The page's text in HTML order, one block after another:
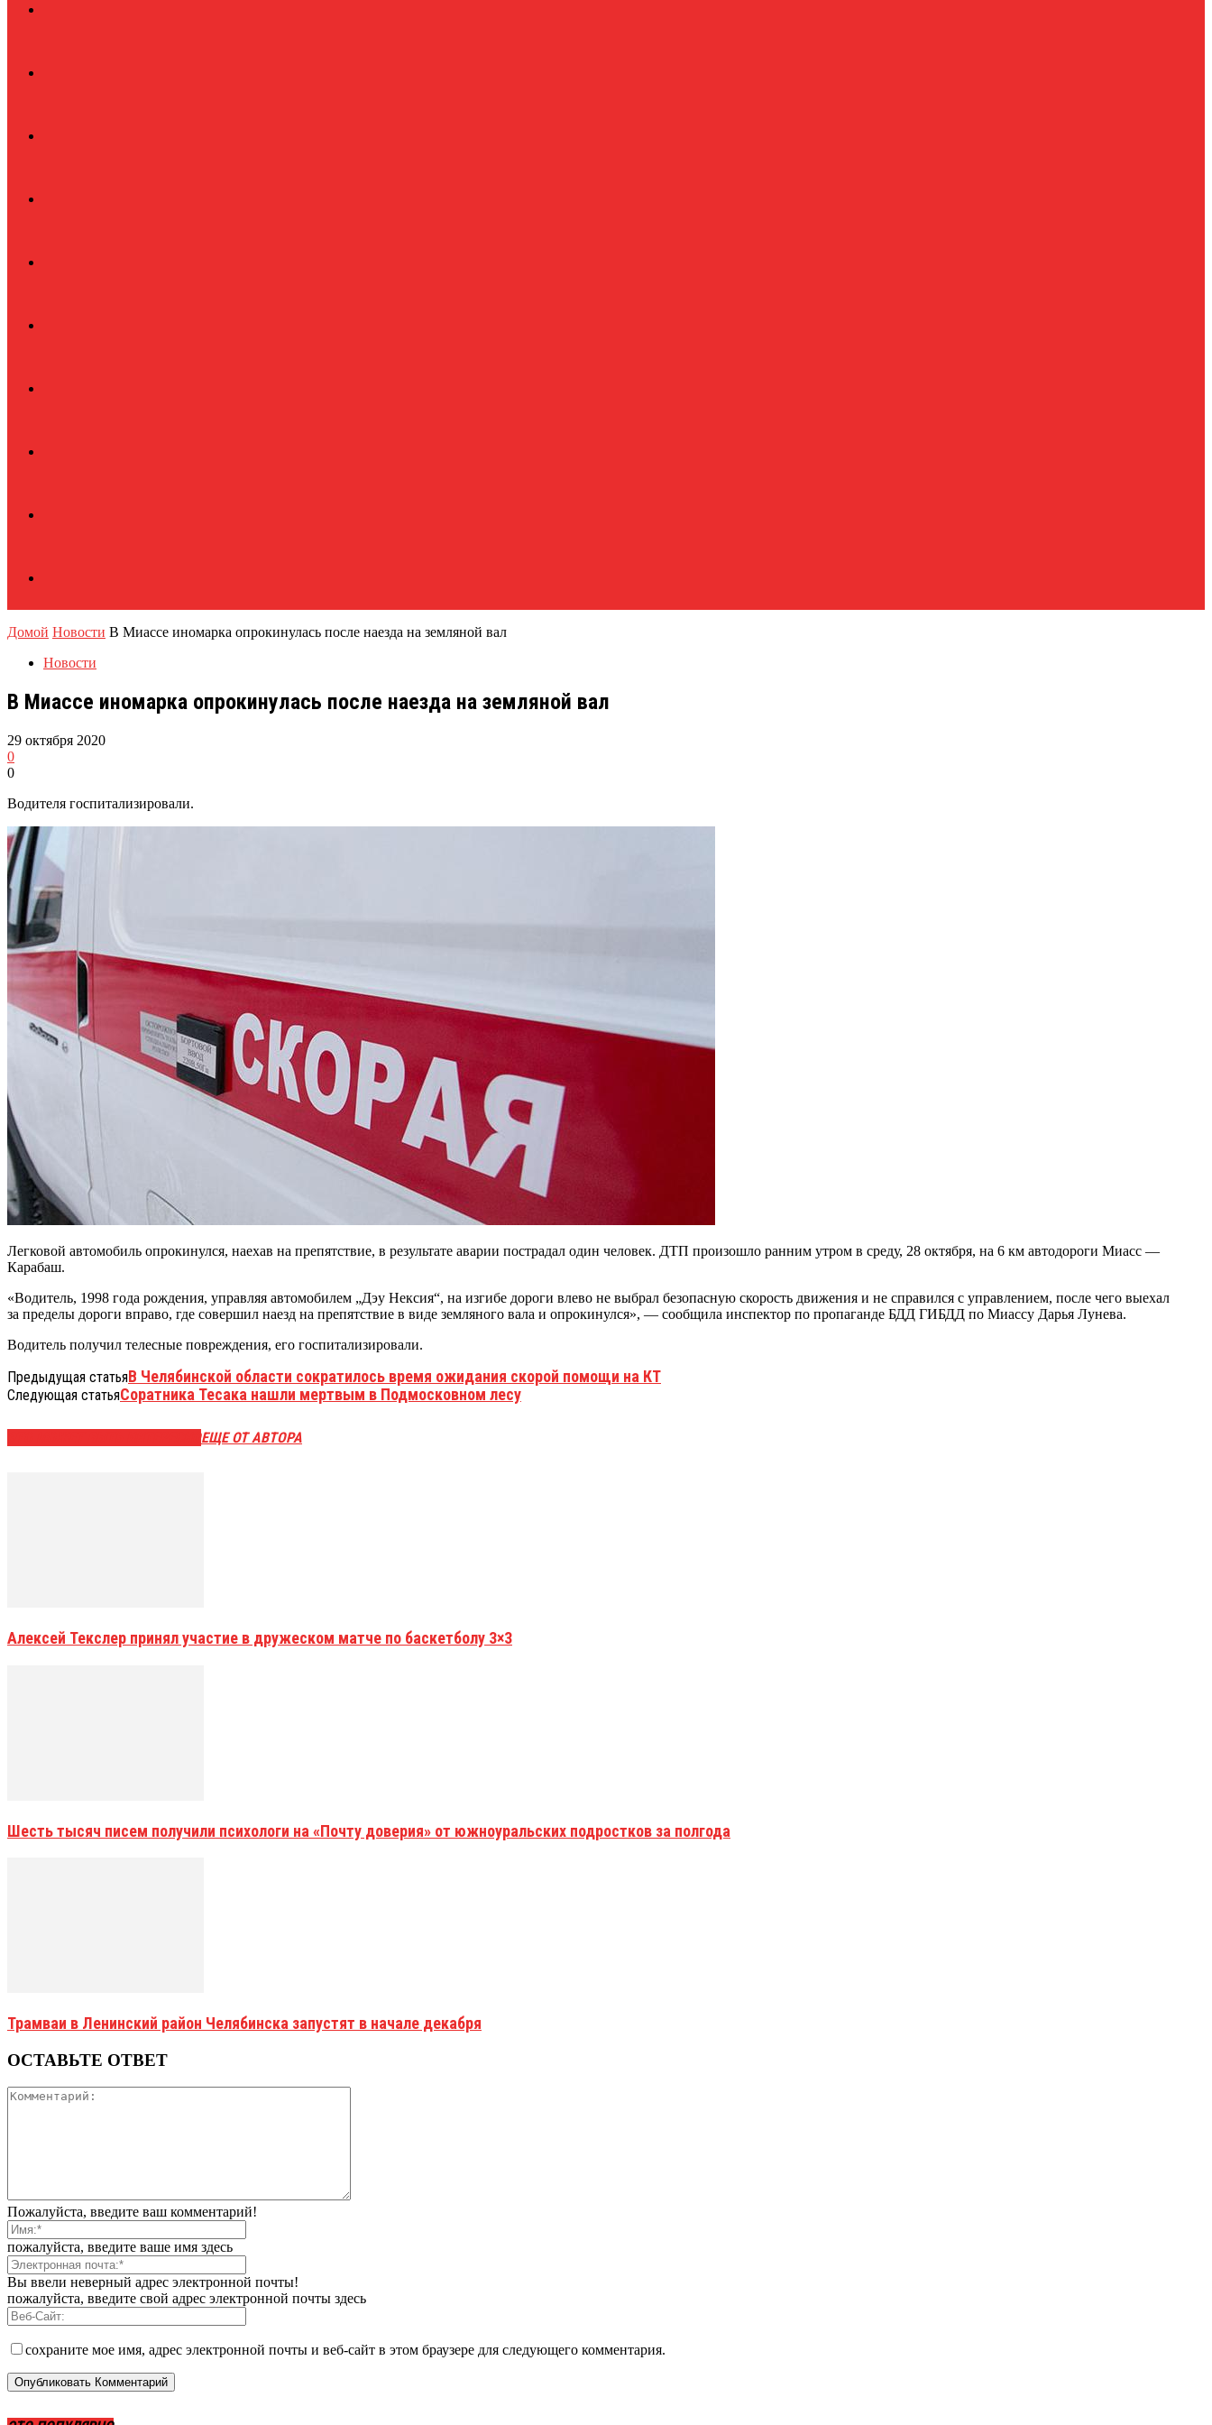
Домой Новости В Миассе иномарка опрокинулась после наезда на земляной вал
Новости
В Миассе иномарка опрокинулась после наезда на земляной вал
29 октября 2020
0
0
Водителя госпитализировали.
Легковой автомобиль опрокинулся, наехав на препятствие, в результате аварии пострадал один человек. ДТП произошло ранним утром в среду, 28 октября, на 6 км автодороги Миасс —
Карабаш.
«Водитель, 1998 года рождения, управляя автомобилем „Дэу Нексия“, на изгибе дороги влево не выбрал безопасную скорость движения и не справился с управлением, после чего выехал
за пределы дороги вправо, где совершил наезд на препятствие в виде земляного вала и опрокинулся», — сообщила инспектор по пропаганде БДД ГИБДД по Миассу Дарья Лунева.
Водитель получил телесные повреждения, его госпитализировали.
Предыдущая статьяВ Челябинской области сократилось время ожидания скорой помощи на КТ
Следующая статьяСоратника Тесака нашли мертвым в Подмосковном лесу
ЕЩЕ ОТ АВТОРА
Алексей Текслер принял участие в дружеском матче по баскетболу 3×3
Шесть тысяч писем получили психологи на «Почту доверия» от южноуральских подростков за полгода
Трамваи в Ленинский район Челябинска запустят в начале декабря
ОСТАВЬТЕ ОТВЕТ
Пожалуйста, введите ваш комментарий!
пожалуйста, введите ваше имя здесь
Вы ввели неверный адрес электронной почты!
пожалуйста, введите свой адрес электронной почты здесь
сохраните мое имя, адрес электронной почты и веб-сайт в этом браузере для следующего комментария.